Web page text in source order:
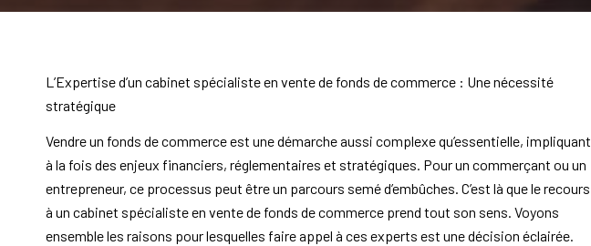
L’Expertise d’un cabinet spécialiste en vente de fonds de commerce : Une nécessité
stratégique
Vendre un fonds de commerce est une démarche aussi complexe qu’essentielle, impliquant
à la fois des enjeux financiers, réglementaires et stratégiques. Pour un commerçant ou un
entrepreneur, ce processus peut être un parcours semé d’embûches. C’est là que le recours
à un cabinet spécialiste en vente de fonds de commerce prend tout son sens. Voyons
ensemble les raisons pour lesquelles faire appel à ces experts est une décision éclairée.